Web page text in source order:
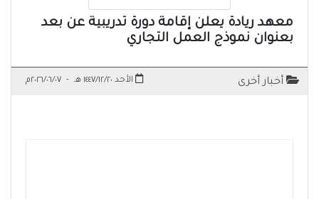
معهد ريادة يعلن إقامة دورة تدريبية عن بعد
بعنوان نموذج العمل التجاري
أخبار أخرى الأحد ١٤٤٧/١٢/٢٠ هـ - ٢٠٢٦/٠٦/٠٧م